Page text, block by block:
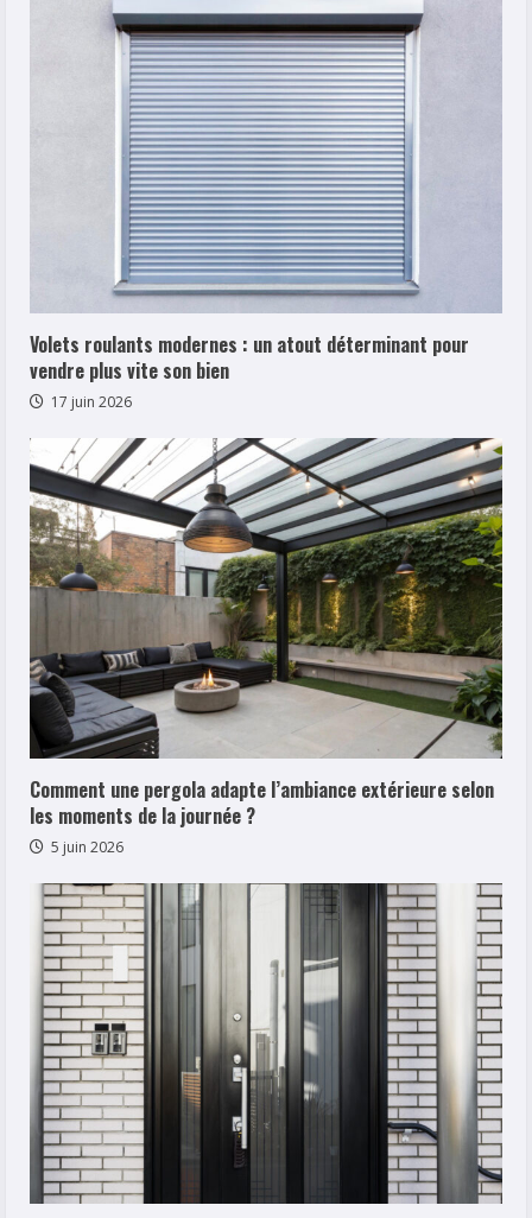
Volets roulants modernes : un atout déterminant pour
vendre plus vite son bien
17 juin 2026
Comment une pergola adapte l’ambiance extérieure selon
les moments de la journée ?
5 juin 2026